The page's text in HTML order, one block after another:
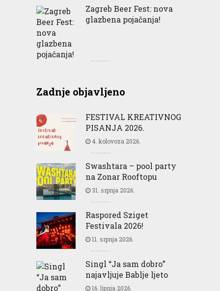
Zagreb Beer Fest: nova
glazbena pojačanja!
Zadnje objavljeno
FESTIVAL KREATIVNOG
PISANJA 2026.
4. kolovoza 2026.
Swashtara – pool party
na Zonar Rooftopu
31. srpnja 2026.
Raspored Sziget
Festivala 2026!
11. srpnja 2026.
Singl “Ja sam dobro”
najavljuje Bablje ljeto
16. lipnja 2026.